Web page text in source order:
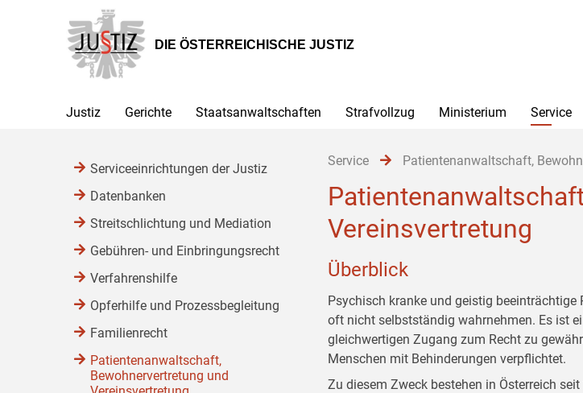
Hauptnavigation
[1]
Inhalt
[2]
Untermenü
[3]
DIE ÖSTERREICHISCHE JUSTIZ
Justiz Gerichte Staatsanwaltschaften Strafvollzug Ministerium Service
Service Patientenanwaltschaft,
Vereinsvertretung
Überblick
Psychisch kranke und geistig beeinträchtige
oft nicht selbstständig wahrnehmen. Es ist
gleichwertigen Zugang zum Recht zu
Menschen mit Behinderungen verpflichtet.
Zu diesem Zweck bestehen in Österreich
Serviceeinrichtungen der Justiz
Datenbanken
Streitschlichtung und Mediation
Gebühren- und Einbringungsrecht
Verfahrenshilfe
Opferhilfe und Prozessbegleitung
Familienrecht
Patientenanwaltschaft,
Bewohnervertretung und